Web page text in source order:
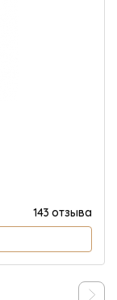
143 отзыва